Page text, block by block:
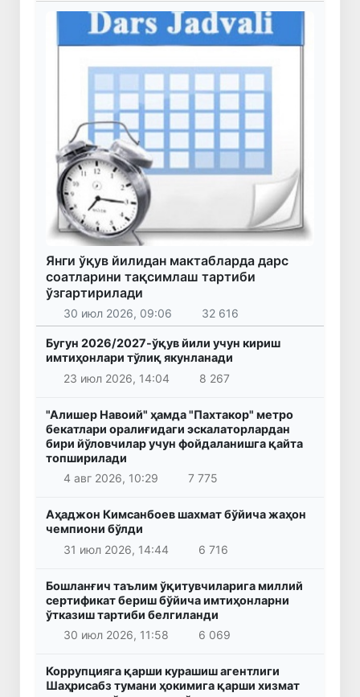
Янги ўқув йилидан мактабларда дарс
соатларини тақсимлаш тартиби
ўзгартирилади
30 июл 2026, 09:06 32 616
Бугун 2026/2027-ўқув йили учун кириш
имтиҳонлари тўлиқ якунланади
23 июл 2026, 14:04
8 267
"Алишер Навоий" ҳамда "Пахтакор" метро
бекатлари оралиғидаги эскалаторлардан
бири йўловчилар учун фойдаланишга қайта
топширилади
4 авг 2026, 10:29
7 775
Аҳаджон Кимсанбоев шахмат бўйича жаҳон
чемпиони бўлди
31 июл 2026, 14:44
6 716
Бошланғич таълим ўқитувчиларига миллий
сертификат бериш бўйича имтиҳонларни
ўтказиш тартиби белгиланди
30 июл 2026, 11:58
6 069
Коррупцияга қарши курашиш агентлиги
Шаҳрисабз тумани ҳокимига қарши хизмат